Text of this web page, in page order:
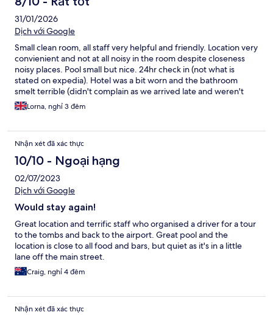
31/01/2026
Dịch với Google
Small clean room, all staff very helpful and friendly. Location very
convienient and not at all noisy in the room despite closeness
noisy places. Pool small but nice. 24hr check in (not what is
stated on expedia). Hotel was a bit worn and the bathroom
smelt terrible (didn't complain as we arrived late and weren't
staying long).
Lorna, nghỉ 3 đêm
Nhận xét đã xác thực
10/10 - Ngoại hạng
02/07/2023
Dịch với Google
Would stay again!
Great location and terrific staff who organised a driver for a tour
to the tombs and back to the airport. Great pool and the
location is close to all food and bars, but quiet as it's in a little
lane off the main street.
Craig, nghỉ 4 đêm
Nhận xét đã xác thực